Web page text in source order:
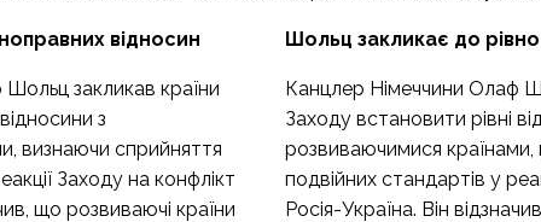
відносин
закликав країни
з
визнаючи сприйняття
Заходу на конфлікт
що розвиваючі країни
Шольц закликає до
Канцлер Німеччини Олаф
Заходу встановити рівні
розвиваючимися
подвійних стандартів у
Росія-Україна. Він